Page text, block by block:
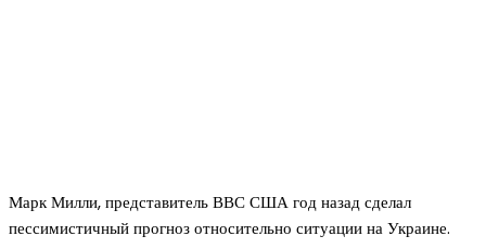
Марк Милли, представитель ВВС США год назад сделал
пессимистичный прогноз относительно ситуации на Украине.